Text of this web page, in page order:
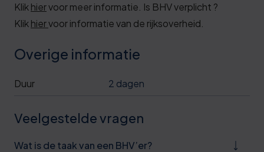
Klikhiervoor meer informatie. Is BHV verplicht ?
Klikhiervoor informatie van de rijksoverheid.
Overige informatie
Duur 2 dagen
Veelgestelde vragen
Wat is de taak van een BHV’er?
0
0
1
6